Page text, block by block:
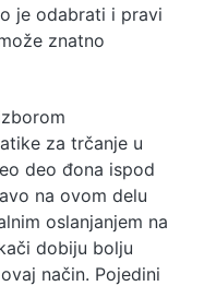
je odabrati i pravi
znatno
za trčanje u
deo đona ispod
na ovom delu
oslanjanjem na
dobiju bolju
način. Pojedini